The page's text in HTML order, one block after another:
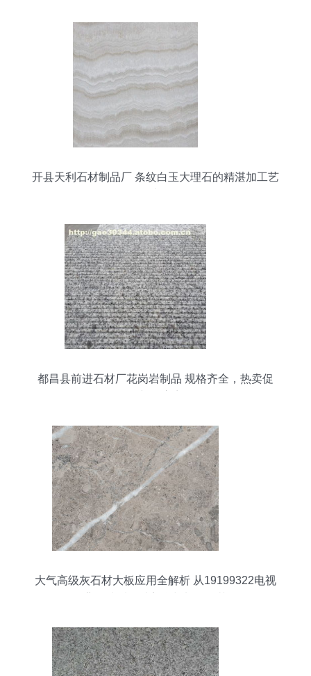
开县天利石材制品厂 条纹白玉大理石的精湛加工艺
都昌县前进石材厂花岗岩制品 规格齐全，热卖促
大气高级灰石材大板应用全解析 从19199322电视